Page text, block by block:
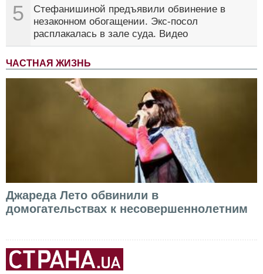
5
Стефанишиной предъявили обвинение в
незаконном обогащении. Экс-посол
расплакалась в зале суда. Видео
ЧАСТНАЯ ЖИЗНЬ
Джареда Лето обвинили в
домогательствах к несовершеннолетним